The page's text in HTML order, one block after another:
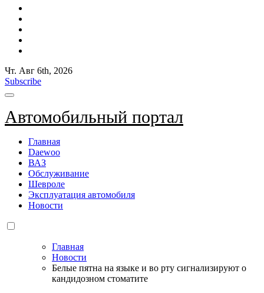
Чт. Авг 6th, 2026
Subscribe
Автомобильный портал
Главная
Daewoo
ВАЗ
Обслуживание
Шевроле
Эксплуатация автомобиля
Новости
Главная
Новости
Белые пятна на языке и во рту сигнализируют о
кандидозном стоматите